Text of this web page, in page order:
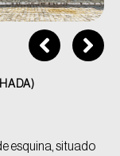
esquina, situado